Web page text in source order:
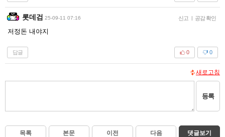
롯데검 25-09-11 07:16 신고 | 공감 확인
저정돈 내야지
답글 0
0
새로고침
등록
목록 본문 이전 다음 댓글보기